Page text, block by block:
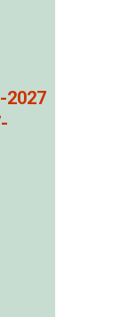
2027